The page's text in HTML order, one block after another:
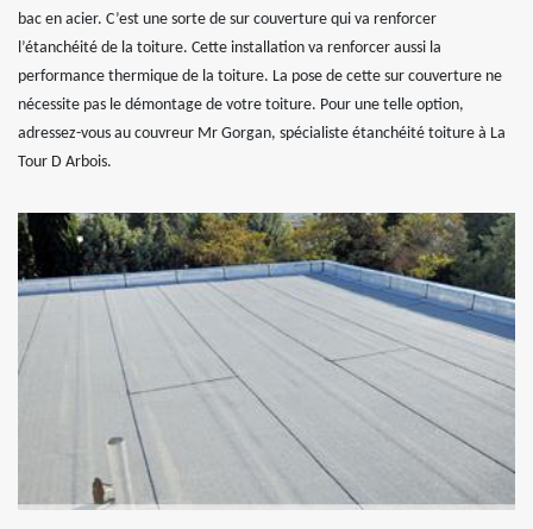
bac en acier. C’est une sorte de sur couverture qui va renforcer
l’étanchéité de la toiture. Cette installation va renforcer aussi la
performance thermique de la toiture. La pose de cette sur couverture ne
nécessite pas le démontage de votre toiture. Pour une telle option,
adressez-vous au couvreur Mr Gorgan, spécialiste étanchéité toiture à La
Tour D Arbois.